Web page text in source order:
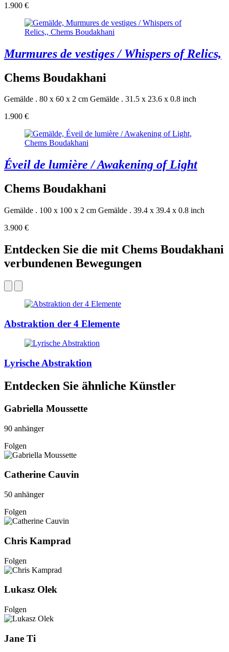
1.900 €
Murmures de vestiges / Whispers of Relics,
Chems Boudakhani
Gemälde . 80 x 60 x 2 cm Gemälde . 31.5 x 23.6 x 0.8 inch
1.900 €
Éveil de lumière / Awakening of Light
Chems Boudakhani
Gemälde . 100 x 100 x 2 cm Gemälde . 39.4 x 39.4 x 0.8 inch
3.900 €
Entdecken Sie die mit Chems Boudakhani
verbundenen Bewegungen
Abstraktion der 4 Elemente
Lyrische Abstraktion
Entdecken Sie ähnliche Künstler
Gabriella Moussette
90 anhänger
Folgen
Catherine Cauvin
50 anhänger
Folgen
Chris Kamprad
Folgen
Lukasz Olek
Folgen
Jane Ti